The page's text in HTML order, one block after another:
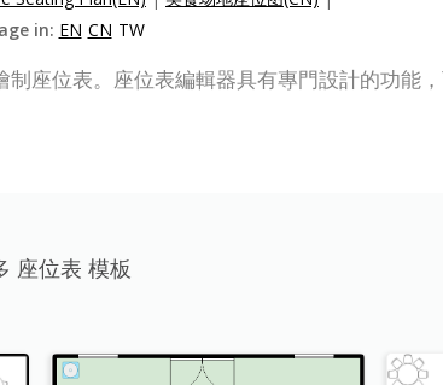
in: EN CN TW
座位表。座位表編輯器具有專門設計的功能，
座位表 模板